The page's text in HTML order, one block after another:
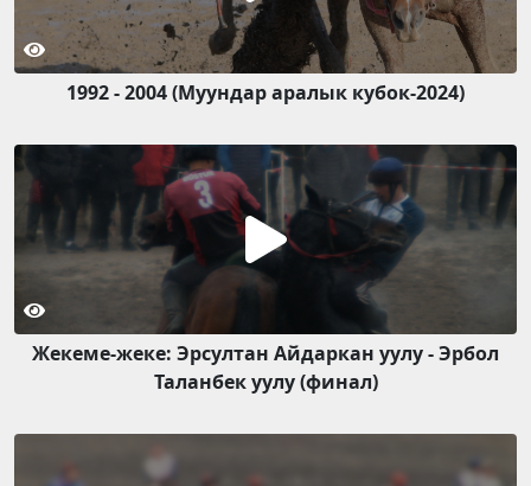
1992 - 2004 (Муундар аралык кубок-2024)
Жекеме-жеке: Эрсултан Айдаркан уулу - Эрбол
Таланбек уулу (финал)